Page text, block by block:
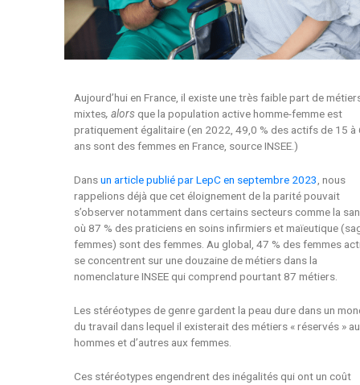
Aujourd’hui en France, il existe une très faible part de
mixtes, alorsque la population active homme-femme est
pratiquement égalitaire (en 2022, 49,0 % des actifs de 15 à
ans sont des femmes en France, source INSEE.)
Dansun article publié par LepC en septembre 2023, nous
rappelions déjà que cet éloignement de la parité pouvait
s’observer notamment dans certains secteurs comme la
où 87 % des praticiens en soins infirmiers et maïeutique
femmes) sont des femmes. Au global, 47 % des femmes
se concentrent sur une douzaine de métiers dans la
nomenclature INSEE qui comprend pourtant 87 métiers.
Les stéréotypes de genre gardent la peau dure dans un
du travail dans lequel il existerait des métiers « réservés »
hommes et d’autres aux femmes.
Ces stéréotypes engendrent des inégalités qui ont un coût